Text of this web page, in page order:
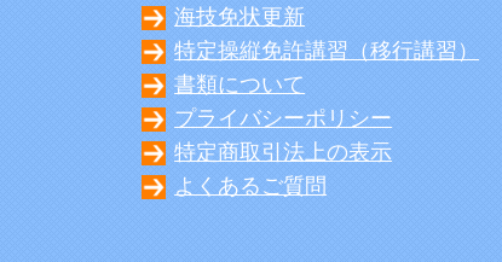
海技免状更新
特定操縦免許講習（移行講習）
書類について
プライバシーポリシー
特定商取引法上の表示
よくあるご質問